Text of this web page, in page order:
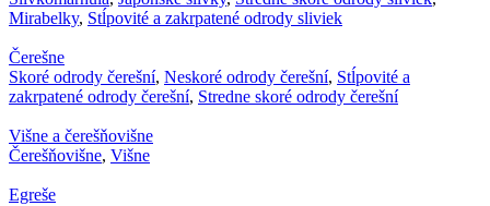
Mirabelky, Stĺpovité a zakrpatené odrody sliviek
Čerešne
Skoré odrody čerešní, Neskoré odrody čerešní, Stĺpovité a
zakrpatené odrody čerešní, Stredne skoré odrody čerešní
Višne a čerešňovišne
Čerešňovišne, Višne
Egreše